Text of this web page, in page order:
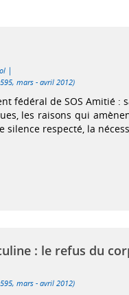
|
mars - avril 2012)
fédéral de SOS Amitié :
les raisons qui
silence respecté, la
: le refus du
mars - avril 2012)